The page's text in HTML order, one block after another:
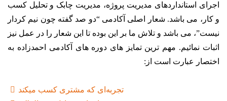
اجرای استانداردهای مدیریت پروژه، مدیریت چابک و تحلیل کسب
و کار، می باشد. شعار اصلی آکادمی “دو صد گفته چون نیم کردار
نیست”، می باشد و تلاش ما بر این بوده تا این شعار را در عمل نیز
اثبات نمائیم. مهم ترین تمایز های دوره های آکادمی احمدزاده به
اختصار عبارت است از:
تجربه‌ای که مشتری کسب میکند